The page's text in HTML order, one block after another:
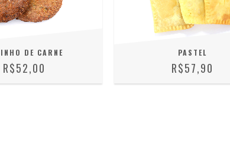
DE CARNE
R$52,00
PASTEL
R$57,90